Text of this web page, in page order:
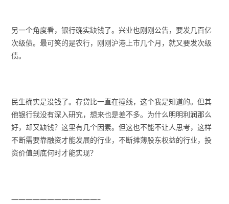
另一个角度看，银行确实缺钱了。兴业也刚刚公告，要发几百亿
次级债。最可笑的是农行，刚刚沪港上市几个月，就又要发次级
债。
民生确实是没钱了。存贷比一直在撞线，这个我是知道的。但其
他银行我没有深入研究，想来也是差不多。为什么明明利润那么
好，却又缺钱？这里有几个因素。但这也不能不让人思考，这样
不断需要靠融资才能发展的行业，不断摊薄股东权益的行业，投
资价值到底何时才能实现？
————————————–